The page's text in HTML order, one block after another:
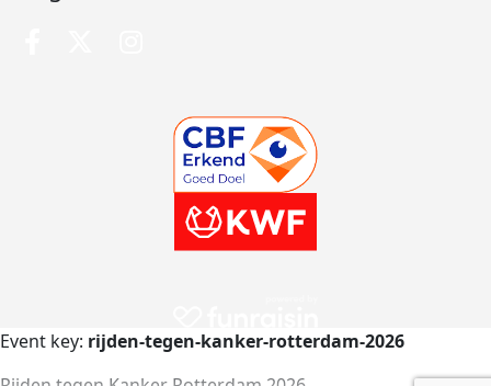
Event key: rijden-tegen-kanker-rotterdam-2026